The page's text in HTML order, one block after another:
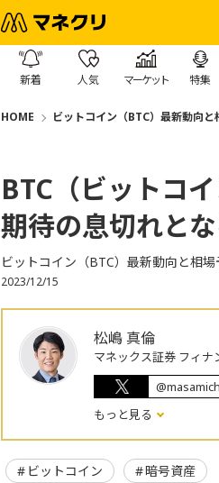
新着 人気 マーケット 特集
HOME ビットコイン（BTC）最新動向と
BTC（ビットコ
期待の息切れと
ビットコイン（BTC）最新動向と相場
2023/12/15
松嶋 真倫
マネックス証券 フィ
もっと見る
ビットコイン 暗号資産